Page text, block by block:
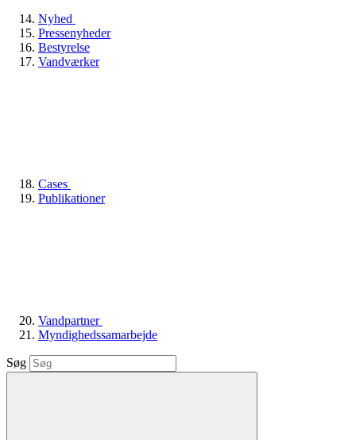
Nyhed
Pressenyheder
Bestyrelse
Vandværker
Cases
Publikationer
Vandpartner
Myndighedssamarbejde
Søg